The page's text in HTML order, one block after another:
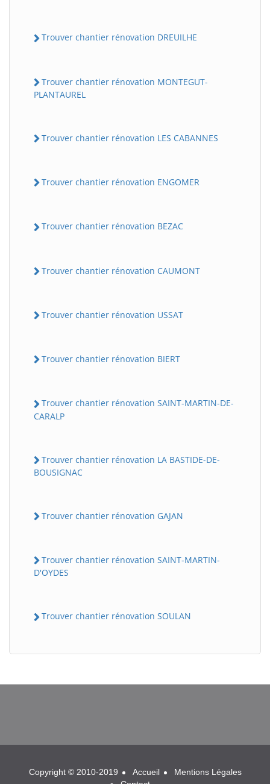
Trouver chantier rénovation DREUILHE
Trouver chantier rénovation MONTEGUT-
PLANTAUREL
Trouver chantier rénovation LES CABANNES
Trouver chantier rénovation ENGOMER
Trouver chantier rénovation BEZAC
Trouver chantier rénovation CAUMONT
Trouver chantier rénovation USSAT
Trouver chantier rénovation BIERT
Trouver chantier rénovation SAINT-MARTIN-DE-
CARALP
Trouver chantier rénovation LA BASTIDE-DE-
BOUSIGNAC
Trouver chantier rénovation GAJAN
Trouver chantier rénovation SAINT-MARTIN-
D'OYDES
Trouver chantier rénovation SOULAN
BatiWebPro
Copyright © 2010-2019 Accueil
Mentions Légales